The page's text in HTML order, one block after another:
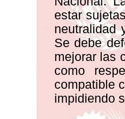
estar
neutralidad
Se debe
mejorar las
como
compatible
impidiendo